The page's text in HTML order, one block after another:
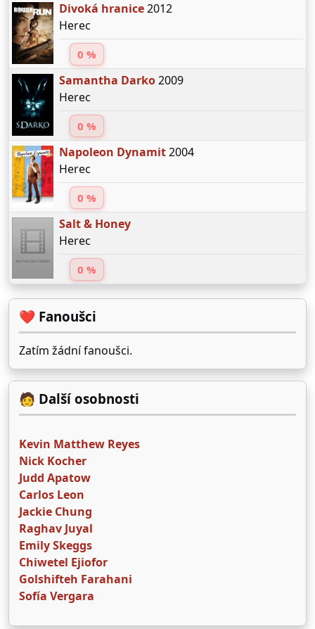
Divoká hranice2012
Herec
0 %
Samantha Darko2009
Herec
0 %
Napoleon Dynamit2004
Herec
0 %
Salt & Honey
Herec
0 %
❤️ Fanoušci
Zatím žádní fanoušci.
🧑 Další osobnosti
Kevin Matthew Reyes
Nick Kocher
Judd Apatow
Carlos Leon
Jackie Chung
Raghav Juyal
Emily Skeggs
Chiwetel Ejiofor
Golshifteh Farahani
Sofía Vergara